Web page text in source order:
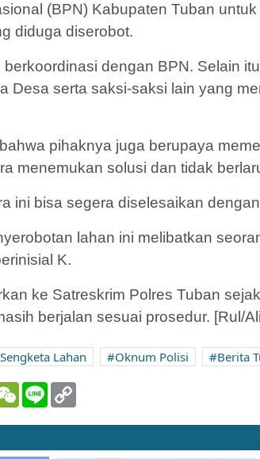
(BPN) Kabupaten Tuban
diduga diserobot.
berkoordinasi dengan BPN. Selain
Desa serta saksi-saksi lain yang
pihaknya juga berupaya
menemukan solusi dan tidak
ini bisa segera diselesaikan
lahan ini melibatkan
K.
ke Satreskrim Polres Tuban
berjalan sesuai prosedur. [Rul/
Sengketa Lahan Oknum Polisi Berita
WeChatLine